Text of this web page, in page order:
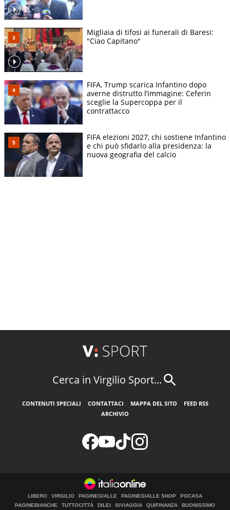
Migliaia di tifosi ai funerali di Baresi:
"Ciao Capitano"
FIFA, Trump scarica Infantino dopo
averne distrutto l’immagine: Ceferin
sceglie la Supercoppa per il
contrattacco
FIFA elezioni 2027, chi sostiene Infantino
e chi può sfidarlo alla presidenza: la
nuova geografia del calcio
Cerca in Virgilio Sport...
CONTENUTI SPECIALI CONTATTACI MAPPA DEL SITO
FEED RSS
ARCHIVIO
LIBERO VIRGILIO PAGINEGIALLE PAGINEGIALLE SHOP
PGCASA
PAGINEBIANCHE
TUTTOCITTÀ DILEI SIVIAGGIA QUIFINANZA BUONISSIMO